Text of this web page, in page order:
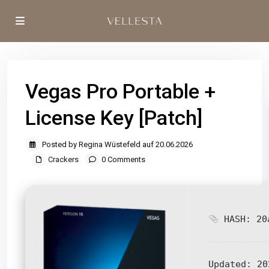
Vegas Pro Portable +
License Key [Patch]
Posted by Regina Wüstefeld auf 20.06.2026
Crackers
0 Comments
HASH:
Updated: